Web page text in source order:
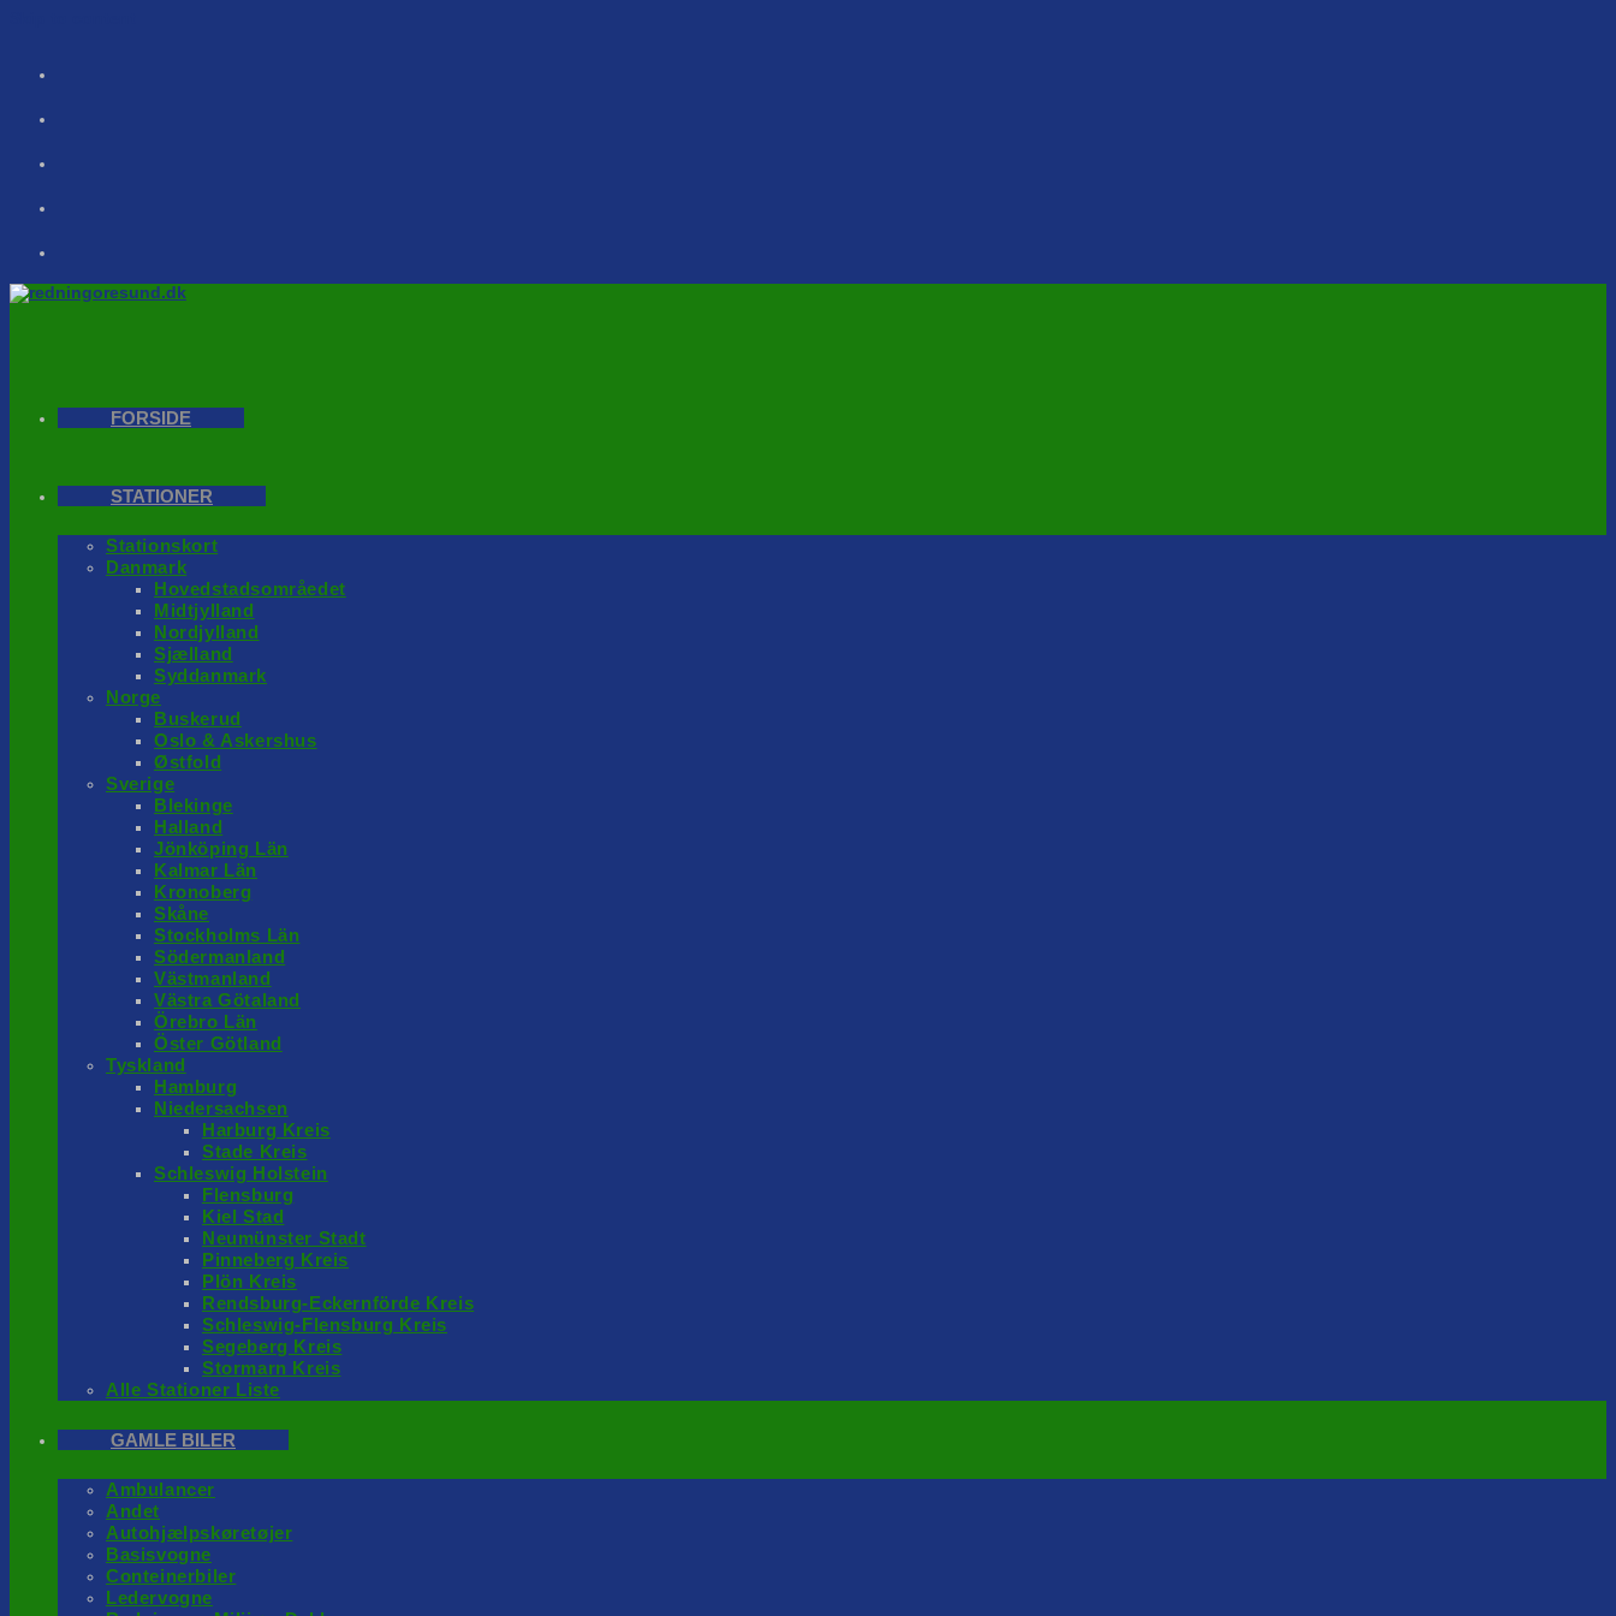
FORSIDE
STATIONER
Stationskort
Danmark
Hovedstadsområedet
Midtjylland
Nordjylland
Sjælland
Syddanmark
Norge
Buskerud
Oslo & Askershus
Østfold
Sverige
Blekinge
Halland
Jönköping Län
Kalmar Län
Kronoberg
Skåne
Stockholms Län
Södermanland
Västmanland
Västra Götaland
Örebro Län
Öster Götland
Tyskland
Hamburg
Niedersachsen
Harburg Kreis
Stade Kreis
Schleswig Holstein
Flensburg
Kiel Stad
Neumünster Stadt
Pinneberg Kreis
Plön Kreis
Rendsburg-Eckernförde Kreis
Schleswig-Flensburg Kreis
Segeberg Kreis
Stormarn Kreis
Alle Stationer Liste
GAMLE BILER
Ambulancer
Andet
Autohjælpskøretøjer
Basisvogne
Conteinerbiler
Ledervogne